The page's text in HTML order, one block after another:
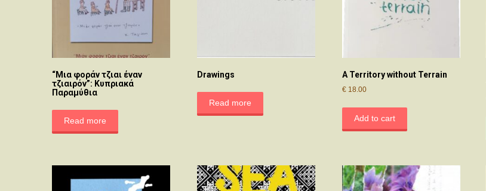
“Μια φοράν τζιαι έναν
τζιαιρόν”: Κυπριακά
Παραμύθια
Read more
Drawings
Read more
A Territory without Terrain
€18.00
Add to cart